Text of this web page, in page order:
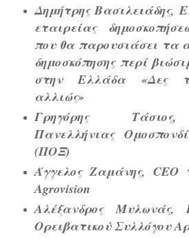
Δημήτρης Βασιλειάδης,
εταιρείας
που θα παρουσιάσει τα
δημοσκόπησης περί
στην Ελλάδα «Δες
αλλιώς»
Γρηγόρης Τάσιος,
Πανελλήνιας
(ΠΟΞ)
Άγγελος Ζαμάνης, CEO
Agrovision
Αλέξανδρος Μυλωνάς,
Ορειβατικού Συλλόγου